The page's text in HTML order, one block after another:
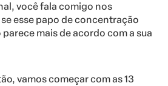
você fala comigo nos
esse papo de concentração
mais de acordo com a sua
vamos começar com as 13